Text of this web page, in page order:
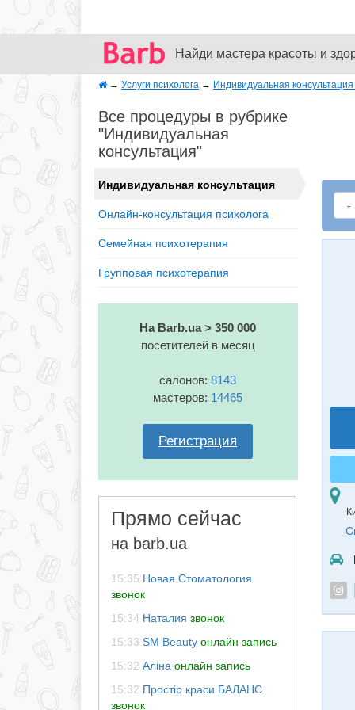
Найди мастера красоты и
→ Услуги психолога → Индивидуальная
Все процедуры в рубрике
"Индивидуальная
консультация"
Индивидуальная консультация
Онлайн-консультация психолога
Семейная психотерапия
Групповая психотерапия
На Barb.ua > 350 000
посетителей в месяц
салонов:8143
мастеров: 14465
Регистрация
Прямо сейчас
на barb.ua
15:35 Новая Стоматология
звонок
15:34 Наталия звонок
15:33 SM Beauty онлайн запись
15:32 Аліна онлайн запись
15:32 Простір краси БАЛАНС
звонок